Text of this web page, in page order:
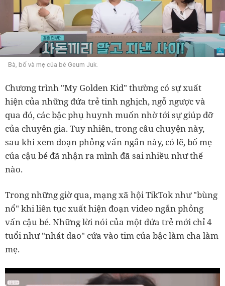
Bà, bố và mẹ của bé Geum Juk.
Chương trình "My Golden Kid" thường có sự xuất
hiện của những đứa trẻ tinh nghịch, ngỗ ngược và
qua đó, các bậc phụ huynh muốn nhờ tới sự giúp đỡ
của chuyên gia. Tuy nhiên, trong câu chuyện này,
sau khi xem đoạn phỏng vấn ngắn này, có lẽ, bố mẹ
của cậu bé đã nhận ra mình đã sai nhiều như thế
nào.
Trong những giờ qua, mạng xã hội TikTok như "bùng
nổ" khi liên tục xuất hiện đoạn video ngắn phỏng
vấn cậu bé. Những lời nói của một đứa trẻ mới chỉ 4
tuổi như "nhát dao" cứa vào tim của bậc làm cha làm
mẹ.